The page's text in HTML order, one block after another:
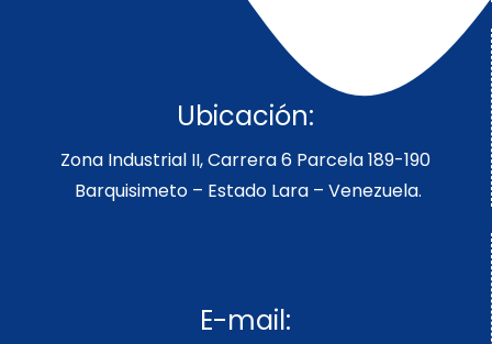
Ubicación:
Zona Industrial II, Carrera 6 Parcela 189-190
Barquisimeto – Estado Lara – Venezuela.
E-mail: